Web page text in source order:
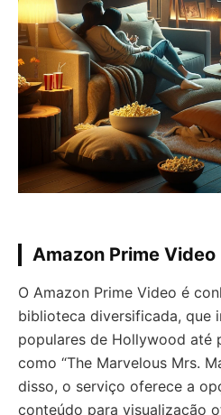
Amazon Prime Video
O Amazon Prime Video é
biblioteca diversificada, que
populares de Hollywood até
como “The Marvelous Mrs.
disso, o serviço oferece a
conteúdo para visualização